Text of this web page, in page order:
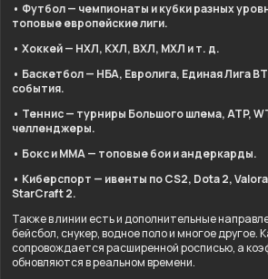
• Футбол — чемпионаты и кубки разных
топовые европейские лиги.
• Хоккей — НХЛ, КХЛ, ВХЛ, МХЛ и т. д.
• Баскетбол — НБА, Евролига, Единая Лига
события.
• Теннис — турниры Большого шлема, ATP,
челленджеры.
• Бокс и ММА — топовые бои и андеркарды.
• Киберспорт — ивенты по CS2, Dota 2,
StarCraft 2.
Также в линии есть и дополнительные
бейсбол, снукер, водное поло и многое другое.
сопровождается расширенной росписью, а
обновляются в реальном времени.